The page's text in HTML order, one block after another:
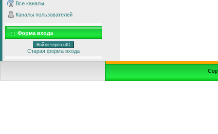
Все каналы
Каналы пользователей
Форма входа
Войти через uID
Старая форма входа